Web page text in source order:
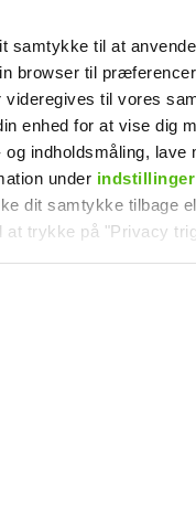
samtykke til at
browser til
til vores
enhed for at vise dig
indholdsmåling, lave
under indstillinger
dit samtykke tilbage
trykke på "Privacy
fra tredjeparter til at
samt til brug
i Thailand